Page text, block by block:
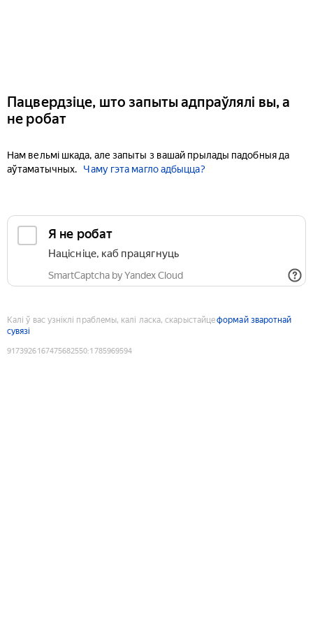
Пацвердзіце, што запыты адпраўлялі вы, а
не робат
Нам вельмі шкада, але запыты з вашай прылады падобныя да
аўтаматычных.
Чаму гэта магло адбыцца?
Я не робат
Націсніце, каб працягнуць
SmartCaptcha by Yandex Cloud
Калі ў вас узніклі праблемы, калі ласка, скарыстайцеформай зваротнай
сувязі
9173926167475682550:1785969594